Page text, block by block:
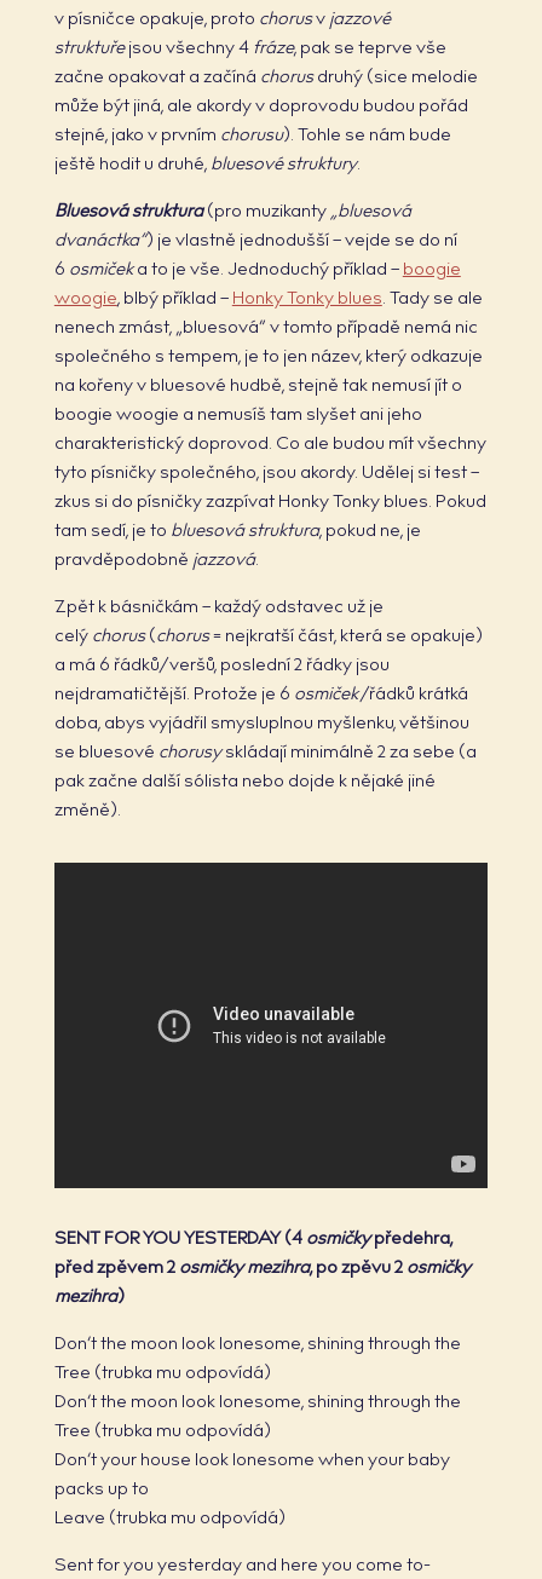
v písničce opakuje, proto chorusv jazzové
struktuřejsou všechny 4 fráze, pak se teprve vše
začne opakovat a začíná chorusdruhý (sice melodie
může být jiná, ale akordy v doprovodu budou pořád
stejné, jako v prvním chorusu). Tohle se nám bude
ještě hodit u druhé, bluesové struktury.
Bluesová struktura(pro muzikanty „bluesová
dvanáctka“) je vlastně jednodušší – vejde se do ní
6 osmičeka to je vše. Jednoduchý příklad – boogie
woogie, blbý příklad – Honky Tonky blues. Tady se ale
nenech zmást, „bluesová“ v tomto případě nemá nic
společného s tempem, je to jen název, který odkazuje
na kořeny v bluesové hudbě, stejně tak nemusí jít o
boogie woogie a nemusíš tam slyšet ani jeho
charakteristický doprovod. Co ale budou mít všechny
tyto písničky společného, jsou akordy. Udělej si test –
zkus si do písničky zazpívat Honky Tonky blues. Pokud
tam sedí, je to bluesová struktura, pokud ne, je
pravděpodobně jazzová.
Zpět k básničkám – každý odstavec už je
celý chorus(chorus= nejkratší část, která se opakuje)
a má 6 řádků/veršů, poslední 2 řádky jsou
nejdramatičtější. Protože je 6 osmiček/řádků krátká
doba, abys vyjádřil smysluplnou myšlenku, většinou
se bluesové chorusyskládají minimálně 2 za sebe (a
pak začne další sólista nebo dojde k nějaké jiné
změně).
SENT FOR YOU YESTERDAY (4 osmičkypředehra,
před zpěvem 2 osmičky mezihra, po zpěvu 2 osmičky
mezihra)
Don’t the moon look lonesome, shining through the
Tree (trubka mu odpovídá)
Don’t the moon look lonesome, shining through the
Tree (trubka mu odpovídá)
Don’t your house look lonesome when your baby
packs up to
Leave (trubka mu odpovídá)
Sent for you yesterday and here you come to-